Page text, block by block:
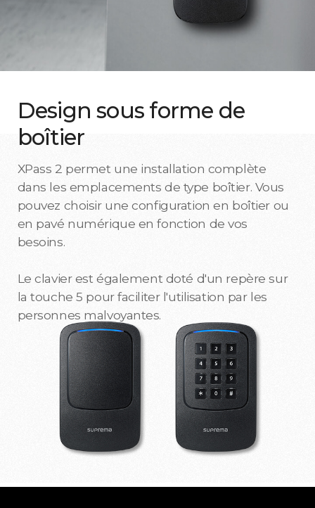
Design sous forme de
boîtier
XPass 2 permet une installation complète
dans les emplacements de type boîtier. Vous
pouvez choisir une configuration en boîtier ou
en pavé numérique en fonction de vos
besoins.
Le clavier est également doté d'un repère sur
la touche 5 pour faciliter l'utilisation par les
personnes malvoyantes.